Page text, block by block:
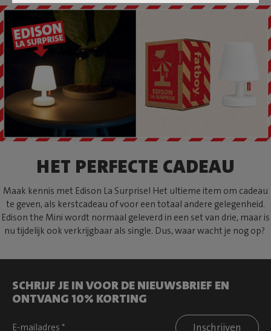
HET PERFECTE CADEAU
Maak kennis met Edison La Surprise! Het ultieme item om cadeau
te geven, als kerstcadeau of voor een totaal andere gelegenheid.
Edison the Mini wordt normaal geleverd in een set van drie, maar is
nu tijdelijk ook verkrijgbaar als single. Dus, waar wacht je nog op?
SCHRIJF JE IN VOOR DE NIEUWSBRIEF EN
ONTVANG 10% KORTING
Inschrijven